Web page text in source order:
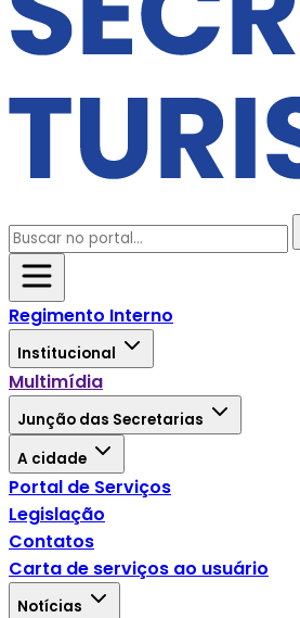
Regimento Interno
Institucional
Multimídia
Junção das Secretarias
A cidade
Portal de Serviços
Legislação
Contatos
Carta de serviços ao usuário
Notícias